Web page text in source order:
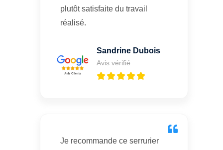
plutôt satisfaite du travail
réalisé.
Sandrine Dubois
Avis vérifié
Je recommande ce serrurier